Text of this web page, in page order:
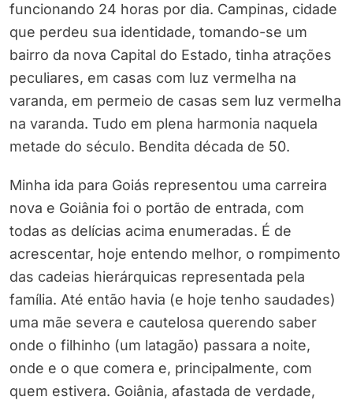
funcionando 24 horas por dia. Campinas, cidade
que perdeu sua identidade, tomando-se um
bairro da nova Capital do Estado, tinha atrações
peculiares, em casas com luz vermelha na
varanda, em permeio de casas sem luz vermelha
na varanda. Tudo em plena harmonia naquela
metade do século. Bendita década de 50.
Minha ida para Goiás representou uma carreira
nova e Goiânia foi o portão de entrada, com
todas as delícias acima enumeradas. É de
acrescentar, hoje entendo melhor, o rompimento
das cadeias hierárquicas representada pela
família. Até então havia (e hoje tenho saudades)
uma mãe severa e cautelosa querendo saber
onde o filhinho (um latagão) passara a noite,
onde e o que comera e, principalmente, com
quem estivera. Goiânia, afastada de verdade,